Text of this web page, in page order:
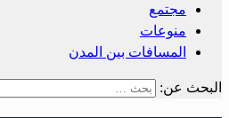
مجتمع
منوعات
المسافات بين المدن
البحث عن: